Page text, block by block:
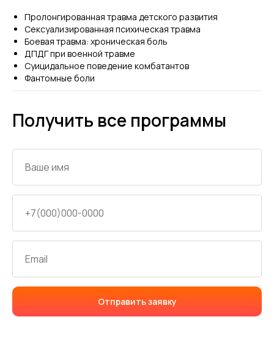
Пролонгированная травма детского развития
Сексуализированная психическая травма
Боевая травма: хроническая боль
ДПДГ при военной травме
Суицидальное поведение комбатантов
Фантомные боли
Получить все программы
Отправить заявку